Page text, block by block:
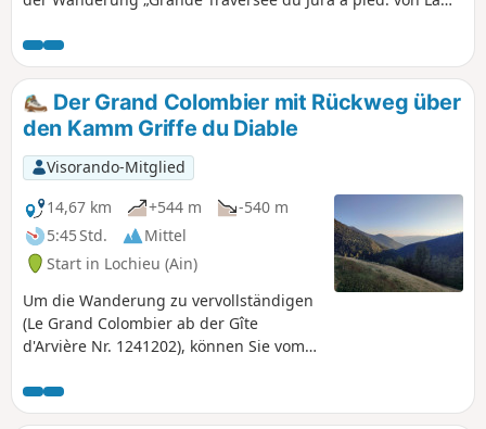
Mandeure (Doubs) mit Culoz (Ain) in 15 bis 20 Tagen und
führt durch die Jura-Berge und den Regionalen Naturpark
Haut-Jura. Die hier vorgeschlagene Route entspricht der
zweiten Hälfte der Strecke.
Der Grand Colombier mit Rückweg über
den Kamm Griffe du Diable
Visorando-Mitglied
14,67 km
+544 m
-540 m
5:45 Std.
Mittel
Start in Lochieu (Ain)
Um die Wanderung zu vervollständigen
(Le Grand Colombier ab der Gîte
d'Arvière Nr. 1241202), können Sie vom
Sie über die Griffe du Diable und die
Grange d'en Bas zurückkehren. Auf